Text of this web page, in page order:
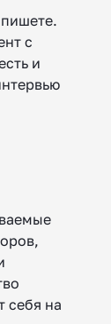
с
и
себя на